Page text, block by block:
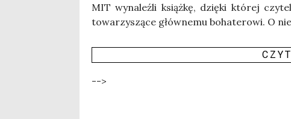
MIT wyna­leź­li książ­kę, dzię­ki któ­rej
towa­rzy­szą­ce głów­ne­mu boha­te­ro­wi. O
-->